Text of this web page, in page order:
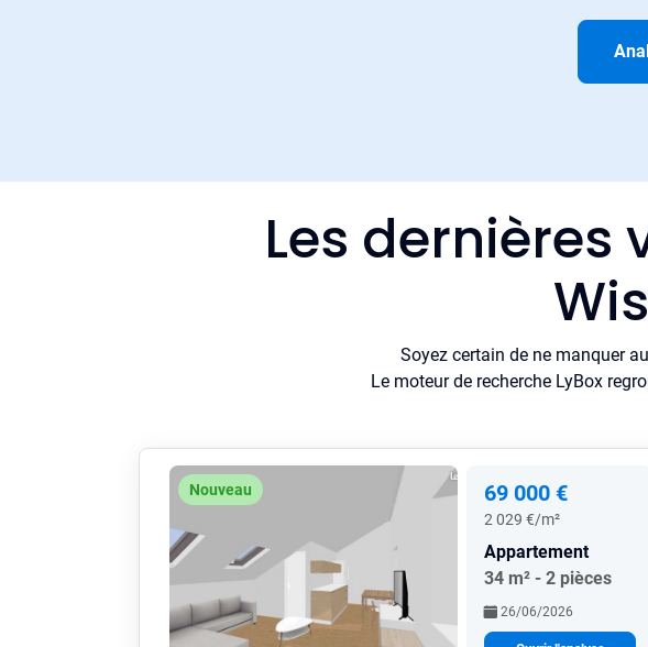
Les dernières
Soyez certain de ne manquer
Le moteur de recherche LyBox
Nouveau 69 000 €
2 029 €/m²
Appartement
34 m² - 2 pièces
26/06/2026